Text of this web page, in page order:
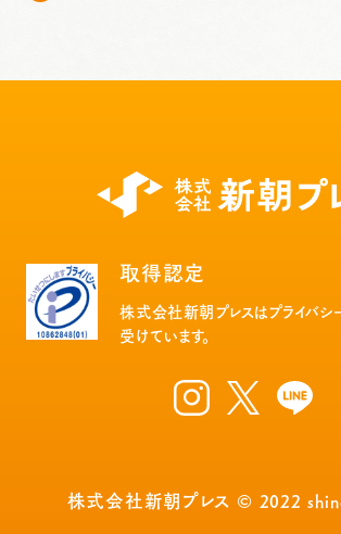
取得認定
株式会社新朝プレスはプライバシ
受けています。
株式会社新朝プレス © 2022